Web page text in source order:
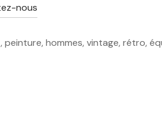
nous
hommes, vintage, rétro,